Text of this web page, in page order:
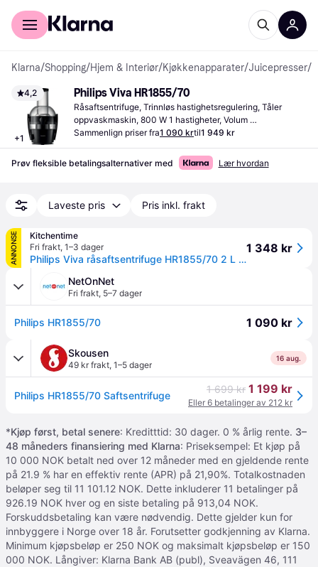
For kunder
Klarna/Shopping/Hjem & Interiør/Kjøkkenapparater/Juicepresser/
4,2
+1
Philips Viva HR1855/70
Råsaftsentrifuge, Trinnløs hastighetsregulering, Tåler
oppvaskmaskin, 800 W 1 hastigheter, Volum
(juicebeholder) 2000 ml, Volum (fruktkjøttbeholder) 1200
ml
Sammenlign priser fra1 090 krtil1 949 kr
Prøv fleksible betalingsalternativer med Lær hvordan
Laveste pris Pris inkl. frakt
ANNONSE
Kitchentime
Fri frakt, 1–3 dager
Philips Viva råsaftsentrifuge HR1855/70 2 L Black
1 348 kr
NetOnNet
Fri frakt, 5–7 dager
Philips HR1855/70 1 090 kr
Skousen
49 kr frakt, 1–5 dager
16 aug.
Philips HR1855/70 Saftsentrifuge 1 699 kr 1 199 kr
Eller 6 betalinger av 212 kr
*Kjøp først, betal senere: Kreditttid: 30 dager. 0 % årlig rente. 3–
48 måneders finansiering med Klarna: Priseksempel: Et kjøp på
10 000 NOK betalt ned over 12 måneder med en gjeldende rente
på 21.9 % har en effektiv rente (APR) på 21,90%. Totalkostnaden
beløper seg til 11 101.12 NOK. Dette inkluderer 11 betalinger på
926.19 NOK hver og en siste betaling på 913,04 NOK.
Forskuddsbetaling kan være nødvendig. Dette gjelder kun for
innbyggere i Norge over 18 år. Forutsetter godkjenning av Klarna.
Minimum kjøpsbeløp er 250 NOK og maksimalt kjøpsbeløp er 150
000 NOK. Långiver: Klarna Bank AB (publ), Sveavägen 46, 111